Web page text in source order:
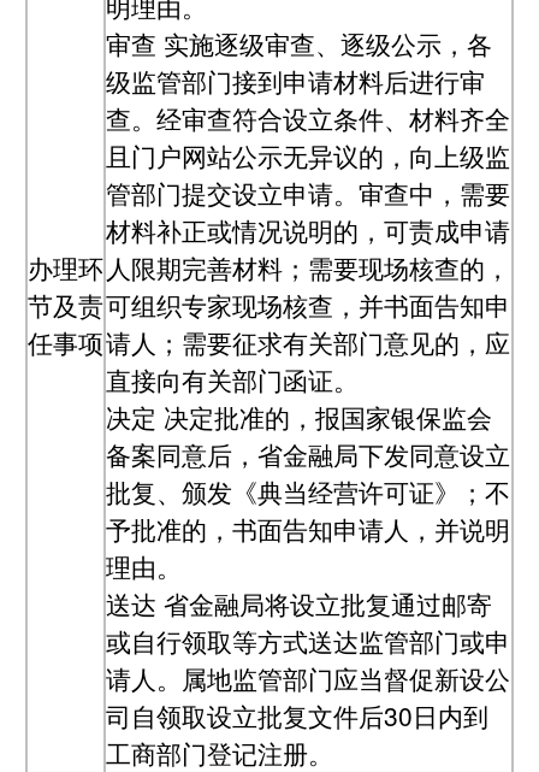
办理环
节及责
任事项
审查 实施逐级审查、逐级公示，各
级监管部门接到申请材料后进行审
查。经审查符合设立条件、材料齐全
且门户网站公示无异议的，向上级监
管部门提交设立申请。审查中，需要
材料补正或情况说明的，可责成申请
人限期完善材料；需要现场核查的，
可组织专家现场核查，并书面告知申
请人；需要征求有关部门意见的，应
直接向有关部门函证。
决定 决定批准的，报国家银保监会
备案同意后，省金融局下发同意设立
批复、颁发《典当经营许可证》；不
予批准的，书面告知申请人，并说明
理由。
送达 省金融局将设立批复通过邮寄
或自行领取等方式送达监管部门或申
请人。属地监管部门应当督促新设公
司自领取设立批复文件后30日内到
工商部门登记注册。